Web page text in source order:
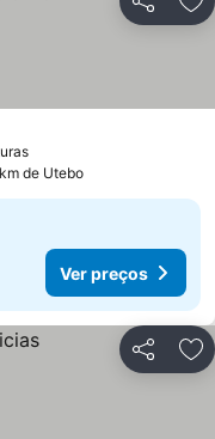
Partilhar
de Utebo
Ver preços
Partilhar